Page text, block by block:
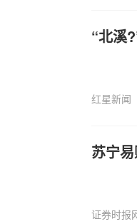
“北溪
红星新闻
苏宁
证券时报